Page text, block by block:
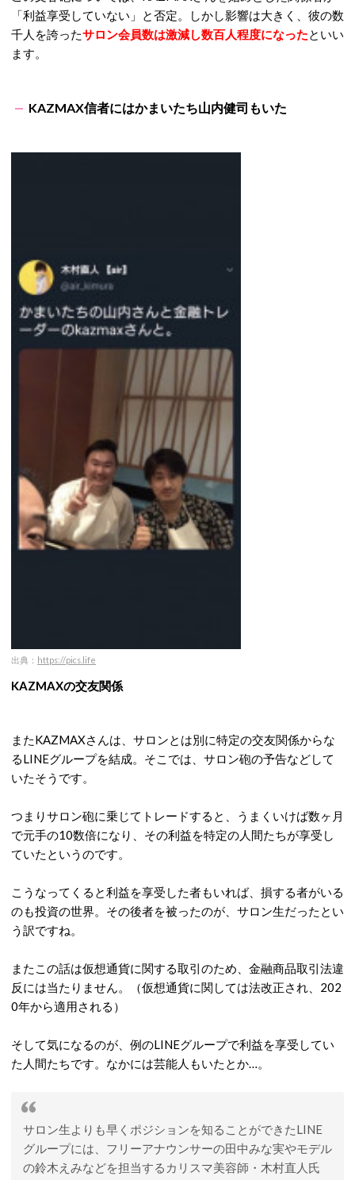
「利益享受していない」と否定。しかし影響は大きく、彼の数
千人を誇ったサロン会員数は激減し数百人程度になったといい
ます。
KAZMAX信者にはかまいたち山内健司もいた
出典： https://pics.life
KAZMAXの交友関係
またKAZMAXさんは、サロンとは別に特定の交友関係からな
るLINEグループを結成。そこでは、サロン砲の予告などして
いたそうです。
つまりサロン砲に乗じてトレードすると、うまくいけば数ヶ月
で元手の10数倍になり、その利益を特定の人間たちが享受し
ていたというのです。
こうなってくると利益を享受した者もいれば、損する者がいる
のも投資の世界。その後者を被ったのが、サロン生だったとい
う訳ですね。
またこの話は仮想通貨に関する取引のため、金融商品取引法違
反には当たりません。（仮想通貨に関しては法改正され、202
0年から適用される）
そして気になるのが、例のLINEグループで利益を享受してい
た人間たちです。なかには芸能人もいたとか…。
サロン生よりも早くポジションを知ることができたLINE
グループには、フリーアナウンサーの田中みな実やモデル
の鈴木えみなどを担当するカリスマ美容師・木村直人氏